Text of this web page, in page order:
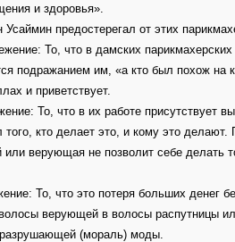
и здоровья».
предостерегал от этих
То, что в дамских
подражанием им, «а кто был похож на
и приветствует.
То, что в их работе присутствует
того, кто делает это, и кому это
верующая не позволит себе делать
То, что это потеря больших денег
верующей в волосы распутницы
(мораль) моды.